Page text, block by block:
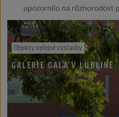
upozornilo na různorodost
Objekty veřejné výstavby
GALERIE GALA V LUBLINĚ